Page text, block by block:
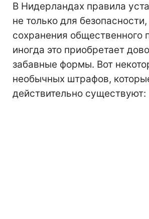
В Нидерландах правила
не только для
сохранения общественного
иногда это приобретает
забавные формы. Вот
необычных штрафов,
действительно существуют: